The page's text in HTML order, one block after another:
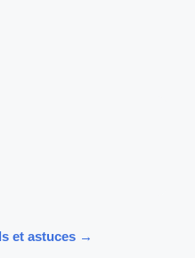
et astuces →